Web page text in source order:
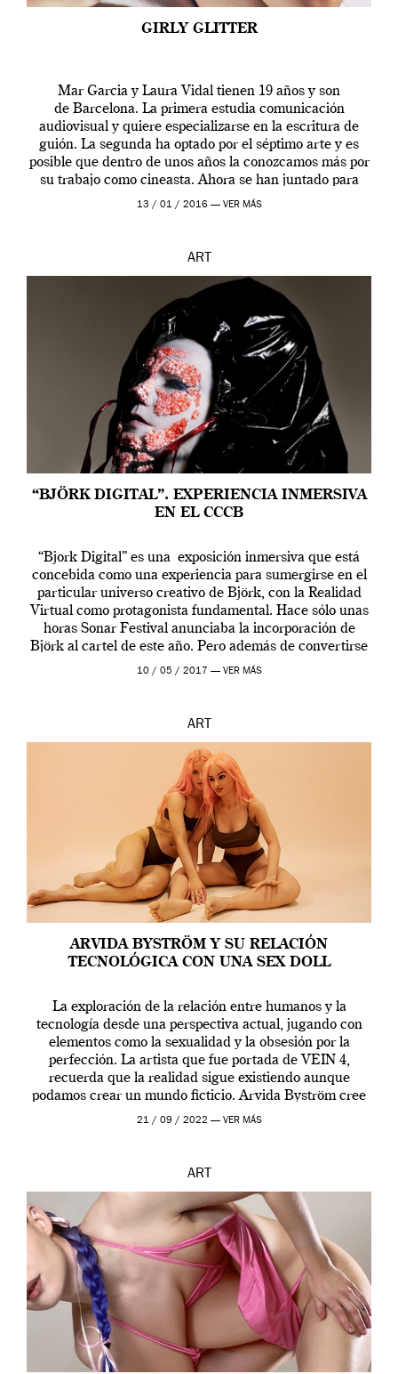
GIRLY GLITTER
Mar Garcia y Laura Vidal tienen 19 años y son
de Barcelona. La primera estudia comunicación
audiovisual y quiere especializarse en la escritura de
guión. La segunda ha optado por el séptimo arte y es
posible que dentro de unos años la conozcamos más por
su trabajo como cineasta. Ahora se han juntado para
contarnos una […]
13 / 01 / 2016 — VER MÁS
ART
“BJÖRK DIGITAL”. EXPERIENCIA INMERSIVA
EN EL CCCB
“Bjork Digital” es una exposición inmersiva que está
concebida como una experiencia para sumergirse en el
particular universo creativo de Björk, con la Realidad
Virtual como protagonista fundamental. Hace sólo unas
horas Sonar Festival anunciaba la incorporación de
Björk al cartel de este año. Pero además de convertirse
en una de las actuaciones más relevantes […]
10 / 05 / 2017 — VER MÁS
ART
ARVIDA BYSTRÖM Y SU RELACIÓN
TECNOLÓGICA CON UNA SEX DOLL
La exploración de la relación entre humanos y la
tecnología desde una perspectiva actual, jugando con
elementos como la sexualidad y la obsesión por la
perfección. La artista que fue portada de VEIN 4,
recuerda que la realidad sigue existiendo aunque
podamos crear un mundo ficticio. Arvida Byström cree
que los humanos tienen un complejo […]
21 / 09 / 2022 — VER MÁS
ART